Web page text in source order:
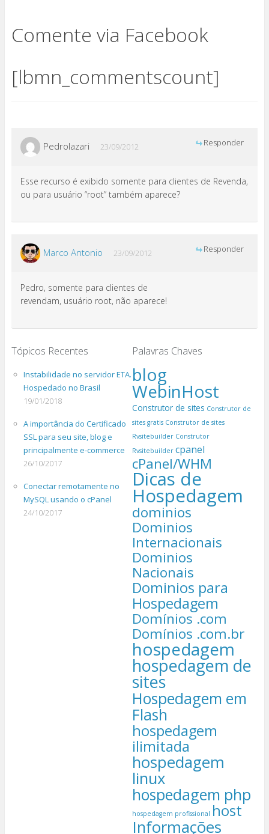
Comente via Facebook
[lbmn_commentscount]
Pedrolazari 23/09/2012 Responder
Esse recurso é exibido somente para clientes de Revenda,
ou para usuário “root” também aparece?
Marco Antonio 23/09/2012 Responder
Pedro, somente para clientes de
revendam, usuário root, não aparece!
Tópicos Recentes
Instabilidade no servidor ETA.
Hospedado no Brasil
19/01/2018
A importância do Certificado
SSL para seu site, blog e
principalmente e-commerce
26/10/2017
Conectar remotamente no
MySQL usando o cPanel
24/10/2017
Palavras Chaves
blog
WebinHost
Construtor de sites Construtor de
sites gratis Construtor de sites
Rvsitebuilder Construtor
Rvsitebuilder cpanel
cPanel/WHM
Dicas de
Hospedagem
dominios
Dominios
Internacionais
Dominios
Nacionais
Dominios para
Hospedagem
Domínios .com
Domínios .com.br
hospedagem
hospedagem de
sites
Hospedagem em
Flash
hospedagem
ilimitada
hospedagem
linux
hospedagem php
hospedagem profissional host
Informações